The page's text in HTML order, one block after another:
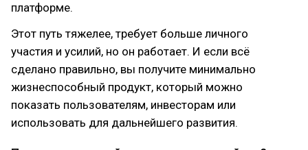
платформе.
Этот путь тяжелее, требует больше личного
участия и усилий, но он работает. И если всё
сделано правильно, вы получите минимально
жизнеспособный продукт, который можно
показать пользователям, инвесторам или
использовать для дальнейшего развития.